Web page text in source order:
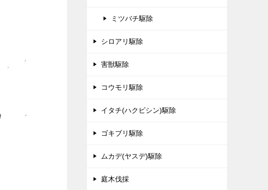
ミツバチ駆除
シロアリ駆除
害獣駆除
コウモリ駆除
イタチ(ハクビシン)駆除
ゴキブリ駆除
ムカデ(ヤスデ)駆除
庭木伐採